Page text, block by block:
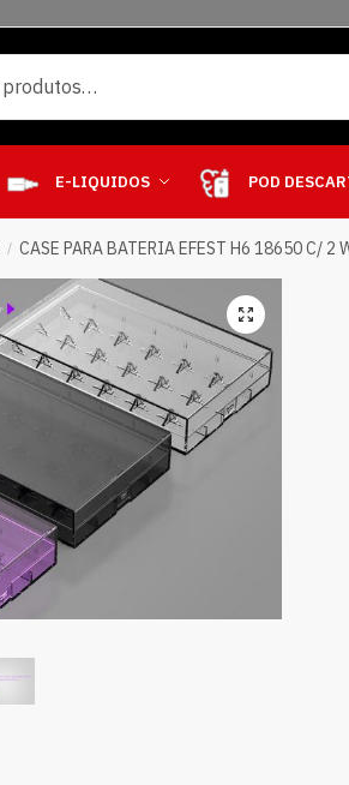
E-LIQUIDOS POD
/ CASE PARA BATERIA EFEST H6 18650 C/ 2